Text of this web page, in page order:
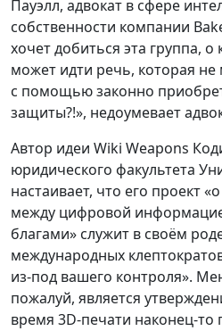
Пауэлл, адвокат в сфере
собственности компании
хочет добиться эта группа,
может идти речь, которая не
с помощью законно
защиты?!», недоумевает
Автор идеи Wiki Weapons
юридического факультета
настаивает, что его проект
между цифровой
благами» служит в своём
международных
из-под вашего контроля».
пожалуй, является
время 3D-печати наконец-